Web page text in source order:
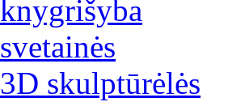
skulptūrėlės